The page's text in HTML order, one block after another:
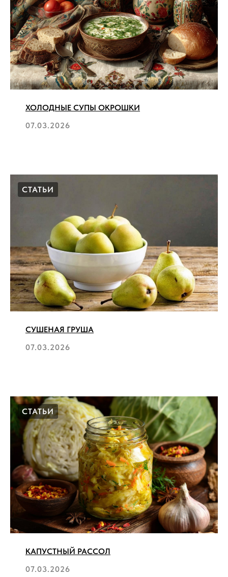
ХОЛОДНЫЕ СУПЫ ОКРОШКИ
07.03.2026
СТАТЬИ
СУШЕНАЯ ГРУША
07.03.2026
СТАТЬИ
КАПУСТНЫЙ РАССОЛ
07.03.2026